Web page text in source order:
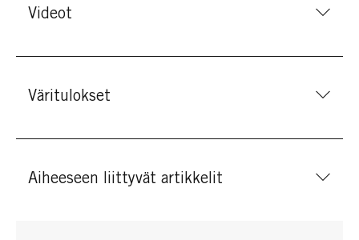
Videot
Väritulokset
Aiheeseen liittyvät artikkelit